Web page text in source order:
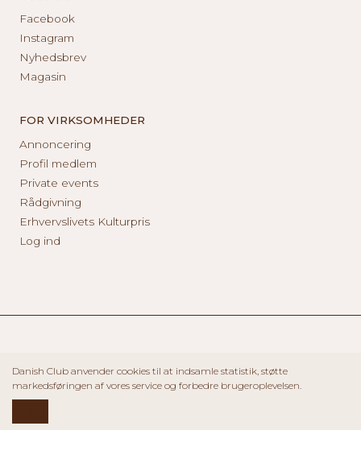
Facebook
Instagram
Nyhedsbrev
Magasin
FOR VIRKSOMHEDER
Annoncering
Profil medlem
Private events
Rådgivning
Erhvervslivets Kulturpris
Log ind
Danish Club anvender cookies til at indsamle statistik, støtte
markedsføringen af vores service og forbedre brugeroplevelsen.